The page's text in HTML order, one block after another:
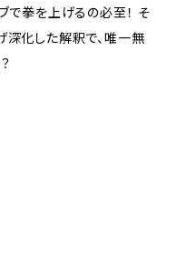
で拳を上げるの必至！ そ
化した解釈で、唯一無